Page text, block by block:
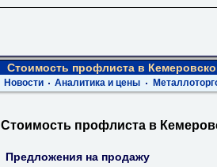
Стоимость профлиста в
Новости Аналитика и цены
Стоимость профлиста в
Предложения на продажу